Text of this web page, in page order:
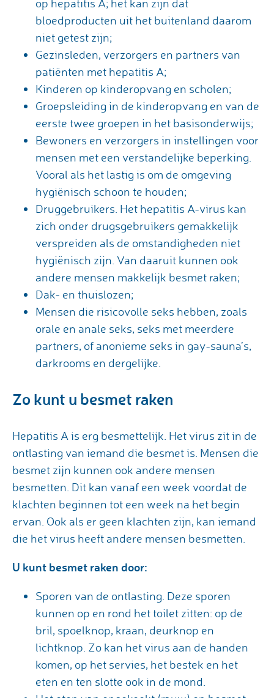
op hepatitis A; het kan zijn dat
bloedproducten uit het buitenland daarom
niet getest zijn;
Gezinsleden, verzorgers en partners van
patiënten met hepatitis A;
Kinderen op kinderopvang en scholen;
Groepsleiding in de kinderopvang en van de
eerste twee groepen in het basisonderwijs;
Bewoners en verzorgers in instellingen voor
mensen met een verstandelijke beperking.
Vooral als het lastig is om de omgeving
hygiënisch schoon te houden;
Druggebruikers. Het hepatitis A-virus kan
zich onder drugsgebruikers gemakkelijk
verspreiden als de omstandigheden niet
hygiënisch zijn. Van daaruit kunnen ook
andere mensen makkelijk besmet raken;
Dak- en thuislozen;
Mensen die risicovolle seks hebben, zoals
orale en anale seks, seks met meerdere
partners, of anonieme seks in gay-sauna’s,
darkrooms en dergelijke.
Zo kunt u besmet raken
Hepatitis A is erg besmettelijk. Het virus zit in de
ontlasting van iemand die besmet is. Mensen die
besmet zijn kunnen ook andere mensen
besmetten. Dit kan vanaf een week voordat de
klachten beginnen tot een week na het begin
ervan. Ook als er geen klachten zijn, kan iemand
die het virus heeft andere mensen besmetten.
U kunt besmet raken door:
Sporen van de ontlasting. Deze sporen
kunnen op en rond het toilet zitten: op de
bril, spoelknop, kraan, deurknop en
lichtknop. Zo kan het virus aan de handen
komen, op het servies, het bestek en het
eten en ten slotte ook in de mond.